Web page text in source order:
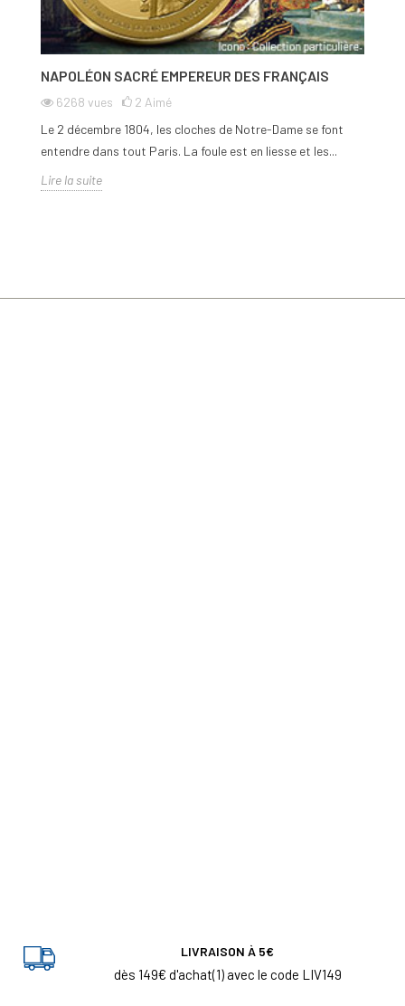
NAPOLÉON SACRÉ EMPEREUR DES FRANÇAIS
6268 vues 2 Aimé
Le 2 décembre 1804, les cloches de Notre-Dame se font
entendre dans tout Paris. La foule est en liesse et les...
Lire la suite
LIVRAISON À 5€
dès 149€ d'achat(1) avec le code LIV149